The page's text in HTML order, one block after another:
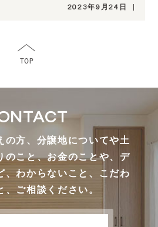
2023年9月24日
の方、分譲地についてや土
のこと、お金のことや、デ
、わからないこと、こだわ
、ご相談ください。